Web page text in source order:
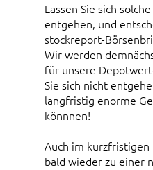
Lassen Sie sich
entgehen, und
stockreport-
Wir werden
für unsere
Sie sich nicht
langfristig enorme
könnnen!
Auch im
bald wieder zu einer